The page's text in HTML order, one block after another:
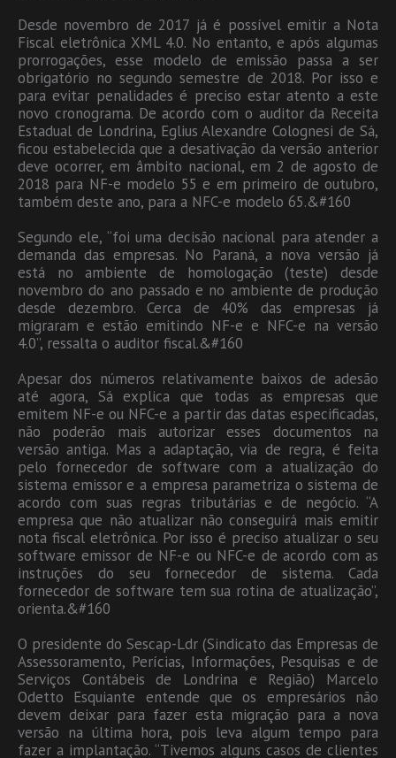
Desde novembro de 2017 já é possível emitir a Nota
Fiscal eletrônica XML 4.0. No entanto, e após algumas
prorrogações, esse modelo de emissão passa a ser
obrigatório no segundo semestre de 2018. Por isso e
para evitar penalidades é preciso estar atento a este
novo cronograma. De acordo com o auditor da Receita
Estadual de Londrina, Eglius Alexandre Colognesi de Sá,
ficou estabelecida que a desativação da versão anterior
deve ocorrer, em âmbito nacional, em 2 de agosto de
2018 para NF-e modelo 55 e em primeiro de outubro,
também deste ano, para a NFC-e modelo 65.&#160
Segundo ele, “foi uma decisão nacional para atender a
demanda das empresas. No Paraná, a nova versão já
está no ambiente de homologação (teste) desde
novembro do ano passado e no ambiente de produção
desde dezembro. Cerca de 40% das empresas já
migraram e estão emitindo NF-e e NFC-e na versão
4.0”, ressalta o auditor fiscal.&#160
Apesar dos números relativamente baixos de adesão
até agora, Sá explica que todas as empresas que
emitem NF-e ou NFC-e a partir das datas especificadas,
não poderão mais autorizar esses documentos na
versão antiga. Mas a adaptação, via de regra, é feita
pelo fornecedor de software com a atualização do
sistema emissor e a empresa parametriza o sistema de
acordo com suas regras tributárias e de negócio. “A
empresa que não atualizar não conseguirá mais emitir
nota fiscal eletrônica. Por isso é preciso atualizar o seu
software emissor de NF-e ou NFC-e de acordo com as
instruções do seu fornecedor de sistema. Cada
fornecedor de software tem sua rotina de atualização”,
orienta.&#160
O presidente do Sescap-Ldr (Sindicato das Empresas de
Assessoramento, Perícias, Informações, Pesquisas e de
Serviços Contábeis de Londrina e Região) Marcelo
Odetto Esquiante entende que os empresários não
devem deixar para fazer esta migração para a nova
versão na última hora, pois leva algum tempo para
fazer a implantação. “Tivemos alguns casos de clientes